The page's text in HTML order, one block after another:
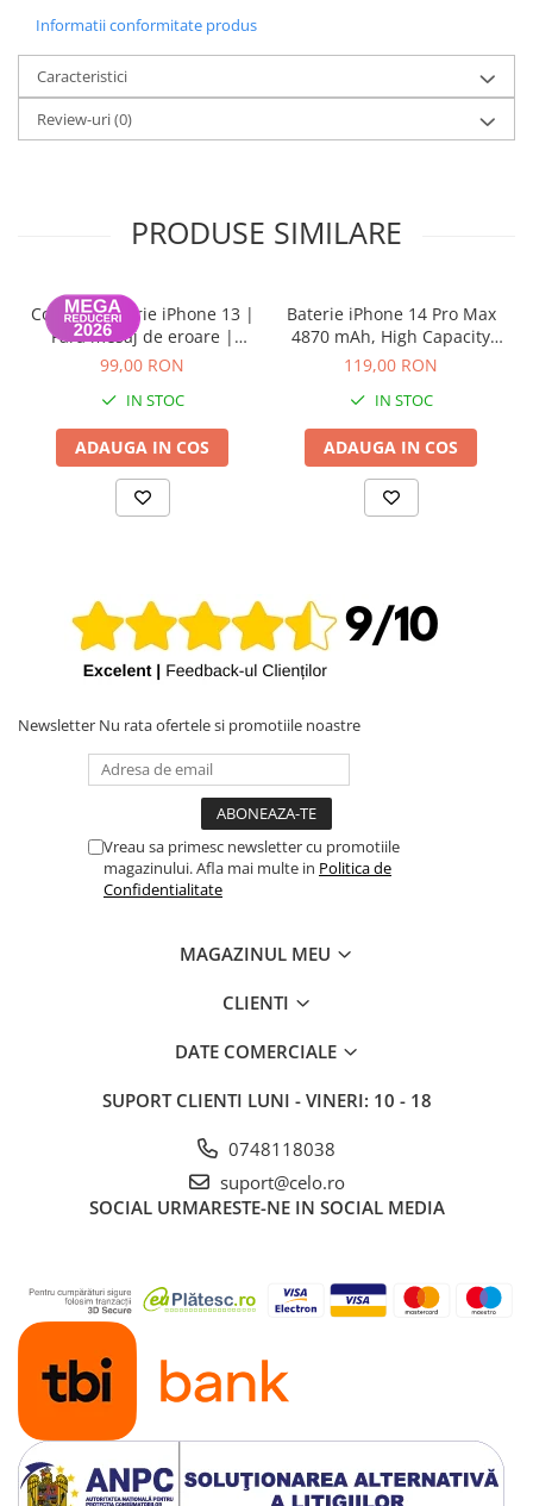
iPhone 12 Pro Max
iPhone 12 Pro
iPhone 11 Pro Max
iPhone 11
iPhone XS Max
iPhone X
iPhone 8 Plus
iPhone SE 2020 2nd
iPhone 6s Plus
iPhone 6
Baterie iPhone
Display iPhone
iPad Pro 10.5″ (2017)
iPad Pro 11″ (2nd gen - 2020)
iPad Pro 11″ (3rd gen - 2021)
iPad Pro 12.9″ (1st gen - 2015)
iPad Pro 12.9″ (2nd gen - 2017)
iPad Pro 12.9″ (5th gen - 2021)
iPad Pro 12.9″ (6th gen - 2022)
iPad Pro 9.7″ (2016)
iPad
iPad (4th gen)
iPad 9.7″ (5th gen - 2017)
iPad 9.7″ (6th gen - 2018)
Informatii conformitate produs
Caracteristici
Review-uri(0)
PRODUSE SIMILARE
ColorX – Baterie iPhone 13 |
Fără mesaj de eroare |
100% Compatibilă |
99,00 RON
IN STOC
ADAUGA IN COS
Baterie iPhone 14 Pro Max
4870 mAh, High Capacity
Diagnostic (diagnoza)
119,00 RON
IN STOC
ADAUGA IN COS
Newsletter Nu rata ofertele si promotiile noastre
Vreau sa primesc newsletter cu promotiile
magazinului. Afla mai multe in Politica de
Confidentialitate
MAGAZINUL MEU
CLIENTI
DATE COMERCIALE
SUPORT CLIENTI LUNI - VINERI: 10 - 18
0748118038
suport@celo.ro
SOCIAL URMARESTE-NE IN SOCIAL MEDIA